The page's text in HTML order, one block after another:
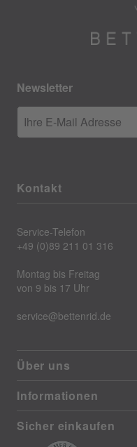
Newsletter
Ihre E-Mail Adresse
Kontakt
Service-Telefon
+49 (0)89 211 01 316
Montag bis Freitag
von 9 bis 17 Uhr
service@bettenrid.de
Über uns
Informationen
Sicher einkaufen